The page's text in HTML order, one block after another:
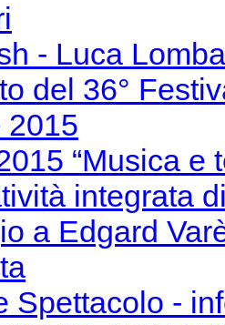
- Luca
del 36°
2015
“Musica
integrata
a Edgard
Spettacolo -